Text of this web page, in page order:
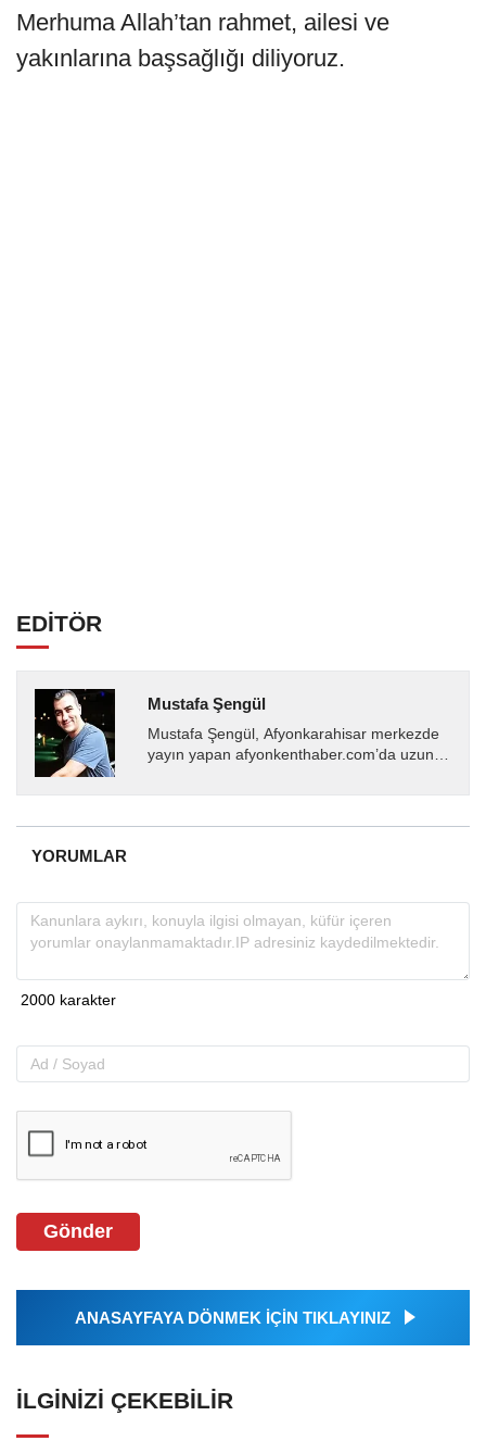
Merhuma Allah’tan rahmet, ailesi ve
yakınlarına başsağlığı diliyoruz.
EDİTÖR
Mustafa Şengül
Mustafa Şengül, Afyonkarahisar merkezde
yayın yapan afyonkenthaber.com’da uzun
almakta, haber akışı...
YORUMLAR
Gönder
ANASAYFAYA DÖNMEK İÇİN TIKLAYINIZ
İLGINIZI ÇEKEBILIR